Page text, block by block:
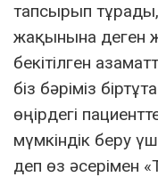
тапсырып
жақынына деген
бекітілген
біз бәріміз
өңірдегі
мүмкіндік беру
деп өз әсерімен